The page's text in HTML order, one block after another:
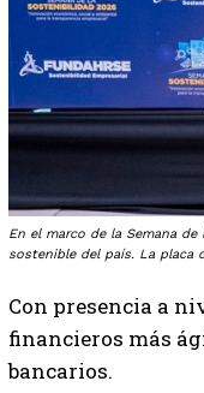
En el marco de la Semana
sostenible del país. La placa
Con presencia a
financieros más
bancarios.